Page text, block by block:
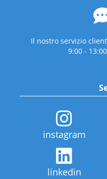
Il nostro servizio
9:00 -
instagram
linkedin